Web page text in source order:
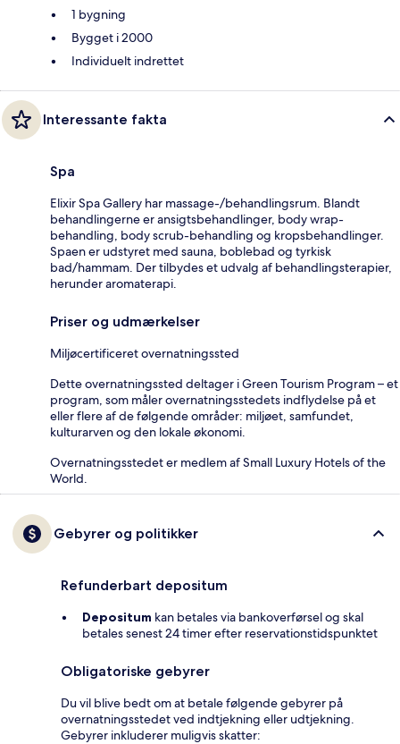
1 bygning
Bygget i 2000
Individuelt indrettet
Interessante fakta
Spa
Elixir Spa Gallery har massage-/behandlingsrum. Blandt
behandlingerne er ansigtsbehandlinger, body wrap-
behandling, body scrub-behandling og kropsbehandlinger.
Spaen er udstyret med sauna, boblebad og tyrkisk
bad/hammam. Der tilbydes et udvalg af behandlingsterapier,
herunder aromaterapi.
Priser og udmærkelser
Miljøcertificeret overnatningssted
Dette overnatningssted deltager i Green Tourism Program – et
program, som måler overnatningsstedets indflydelse på et
eller flere af de følgende områder: miljøet, samfundet,
kulturarven og den lokale økonomi.
Overnatningsstedet er medlem af Small Luxury Hotels of the
World.
Gebyrer og politikker
Refunderbart depositum
Depositum kan betales via bankoverførsel og skal
betales senest 24 timer efter reservationstidspunktet
Obligatoriske gebyrer
Du vil blive bedt om at betale følgende gebyrer på
overnatningsstedet ved indtjekning eller udtjekning.
Gebyrer inkluderer muligvis skatter: